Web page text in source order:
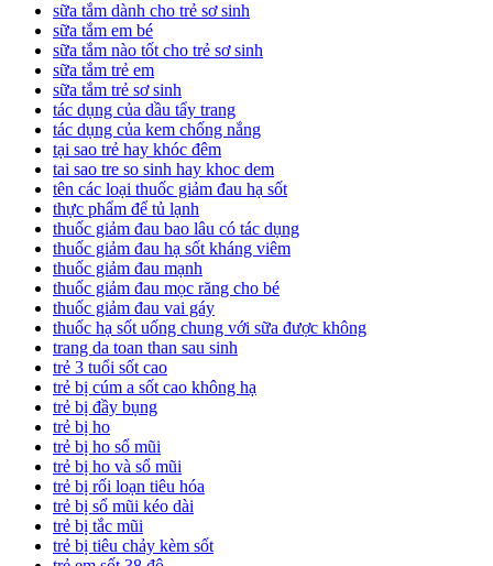
sữa tắm dành cho trẻ sơ sinh
sữa tắm em bé
sữa tắm nào tốt cho trẻ sơ sinh
sữa tắm trẻ em
sữa tắm trẻ sơ sinh
tác dụng của dầu tẩy trang
tác dụng của kem chống nắng
tại sao trẻ hay khóc đêm
tai sao tre so sinh hay khoc dem
tên các loại thuốc giảm đau hạ sốt
thực phẩm để tủ lạnh
thuốc giảm đau bao lâu có tác dụng
thuốc giảm đau hạ sốt kháng viêm
thuốc giảm đau mạnh
thuốc giảm đau mọc răng cho bé
thuốc giảm đau vai gáy
thuốc hạ sốt uống chung với sữa được không
trang da toan than sau sinh
trẻ 3 tuổi sốt cao
trẻ bị cúm a sốt cao không hạ
trẻ bị đầy bụng
trẻ bị ho
trẻ bị ho sổ mũi
trẻ bị ho và sổ mũi
trẻ bị rối loạn tiêu hóa
trẻ bị sổ mũi kéo dài
trẻ bị tắc mũi
trẻ bị tiêu chảy kèm sốt